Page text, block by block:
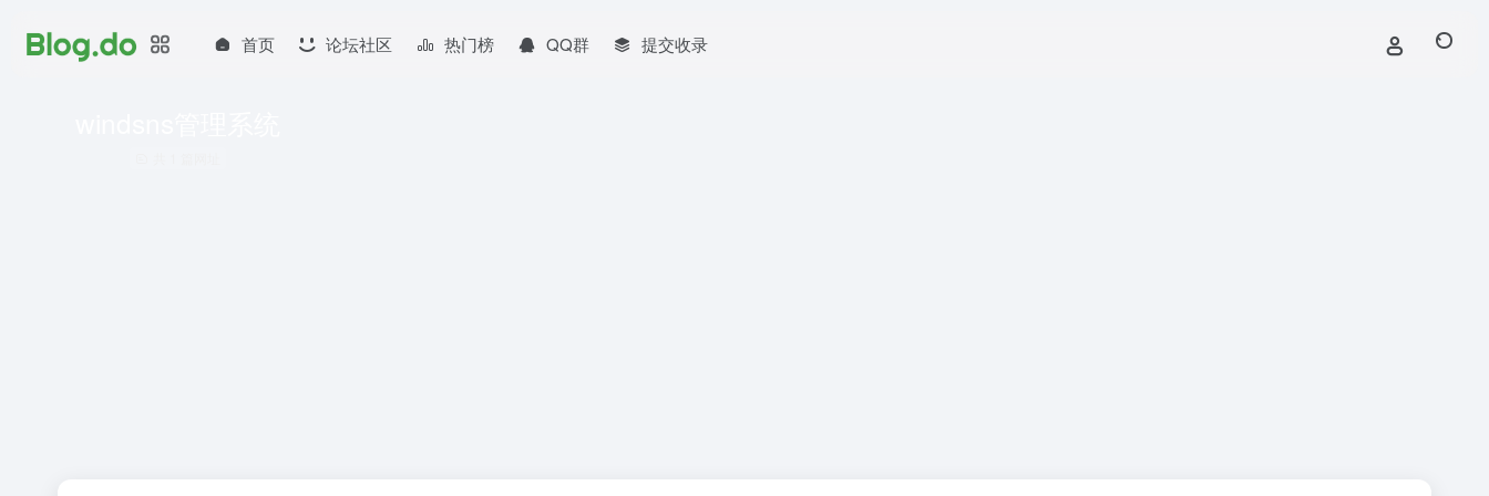
首页 论坛社区 热门榜 QQ群 提交收录